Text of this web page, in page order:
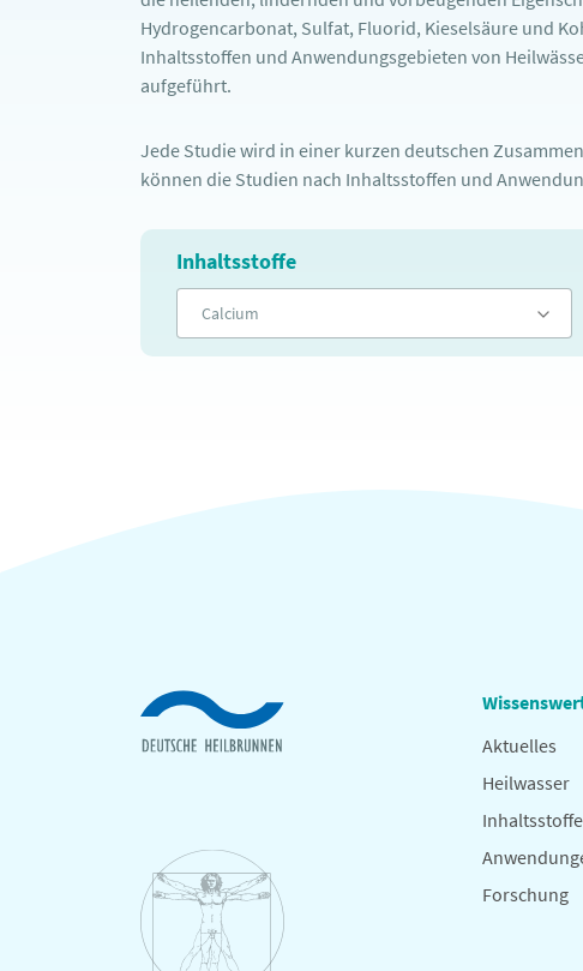
Hydrogencarbonat, Sulfat, Fluorid, Kieselsäure und
Inhaltsstoffen und Anwendungsgebieten von
aufgeführt.
Jede Studie wird in einer kurzen deutschen
können die Studien nach Inhaltsstoffen und
Inhaltsstoffe
Calcium
Aktuelles
Heilwasser
Inhaltsstoffe
Forschung